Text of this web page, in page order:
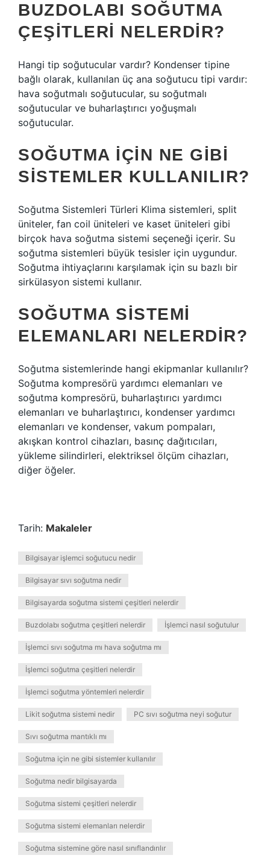
BUZDOLABI SOĞUTMA
ÇEŞITLERI NELERDIR?
Hangi tip soğutucular vardır? Kondenser tipine
bağlı olarak, kullanılan üç ana soğutucu tipi vardır:
hava soğutmalı soğutucular, su soğutmalı
soğutucular ve buharlaştırıcı yoğuşmalı
soğutucular.
SOĞUTMA IÇIN NE GIBI
SISTEMLER KULLANILIR?
Soğutma Sistemleri Türleri Klima sistemleri, split
üniteler, fan coil üniteleri ve kaset üniteleri gibi
birçok hava soğutma sistemi seçeneği içerir. Su
soğutma sistemleri büyük tesisler için uygundur.
Soğutma ihtiyaçlarını karşılamak için su bazlı bir
sirkülasyon sistemi kullanır.
SOĞUTMA SISTEMI
ELEMANLARI NELERDIR?
Soğutma sistemlerinde hangi ekipmanlar kullanılır?
Soğutma kompresörü yardımcı elemanları ve
soğutma kompresörü, buharlaştırıcı yardımcı
elemanları ve buharlaştırıcı, kondenser yardımcı
elemanları ve kondenser, vakum pompaları,
akışkan kontrol cihazları, basınç dağıtıcıları,
yükleme silindirleri, elektriksel ölçüm cihazları,
diğer öğeler.
Tarih: Makaleler
Bilgisayar işlemci soğutucu nedir
Bilgisayar sıvı soğutma nedir
Bilgisayarda soğutma sistemi çeşitleri nelerdir
Buzdolabı soğutma çeşitleri nelerdir İşlemci nasıl soğutulur
İşlemci sıvı soğutma mı hava soğutma mı
İşlemci soğutma çeşitleri nelerdir
İşlemci soğutma yöntemleri nelerdir
Likit soğutma sistemi nedir PC sıvı soğutma neyi soğutur
Sıvı soğutma mantıklı mı
Soğutma için ne gibi sistemler kullanılır
Soğutma nedir bilgisayarda
Soğutma sistemi çeşitleri nelerdir
Soğutma sistemi elemanları nelerdir
Soğutma sistemine göre nasıl sınıflandırılır